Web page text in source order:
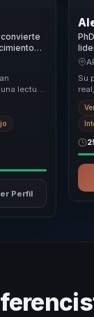
convierte
lectura
ayuda a
Perfil
Su